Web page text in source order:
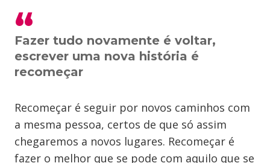
Fazer tudo novamente é voltar,
escrever uma nova história é
recomeçar
Recomeçar é seguir por novos caminhos com
a mesma pessoa, certos de que só assim
chegaremos a novos lugares. Recomeçar é
fazer o melhor que se pode com aquilo que se